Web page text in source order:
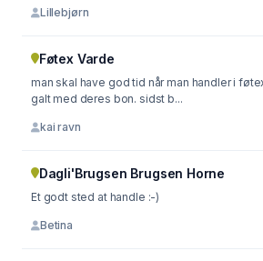
Lillebjørn
Føtex Varde
man skal have god tid når man handler i
galt med deres bon. sidst b...
kai ravn
Dagli'Brugsen Brugsen Horne
Et godt sted at handle :-)
Betina